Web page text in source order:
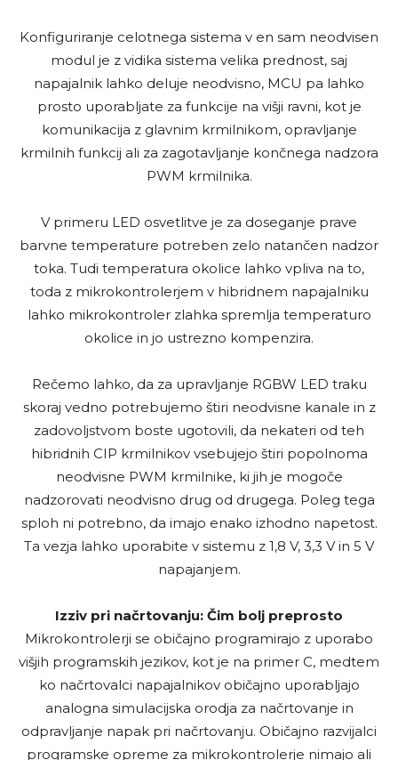
Konfiguriranje celotnega sistema v en sam neodvisen
modul je z vidika sistema velika prednost, saj
napajalnik lahko deluje neodvisno, MCU pa lahko
prosto uporabljate za funkcije na višji ravni, kot je
komunikacija z glavnim krmilnikom, opravljanje
krmilnih funkcij ali za zagotavljanje končnega nadzora
PWM krmilnika.
V primeru LED osvetlitve je za doseganje prave
barvne temperature potreben zelo natančen nadzor
toka. Tudi temperatura okolice lahko vpliva na to,
toda z mikrokontrolerjem v hibridnem napajalniku
lahko mikrokontroler zlahka spremlja temperaturo
okolice in jo ustrezno kompenzira.
Rečemo lahko, da za upravljanje RGBW LED traku
skoraj vedno potrebujemo štiri neodvisne kanale in z
zadovoljstvom boste ugotovili, da nekateri od teh
hibridnih CIP krmilnikov vsebujejo štiri popolnoma
neodvisne PWM krmilnike, ki jih je mogoče
nadzorovati neodvisno drug od drugega. Poleg tega
sploh ni potrebno, da imajo enako izhodno napetost.
Ta vezja lahko uporabite v sistemu z 1,8 V, 3,3 V in 5 V
napajanjem.
Izziv pri načrtovanju: Čim bolj preprosto
Mikrokontrolerji se običajno programirajo z uporabo
višjih programskih jezikov, kot je na primer C, medtem
ko načrtovalci napajalnikov običajno uporabljajo
analogna simulacijska orodja za načrtovanje in
odpravljanje napak pri načrtovanju. Običajno razvijalci
programske opreme za mikrokontrolerje nimajo ali